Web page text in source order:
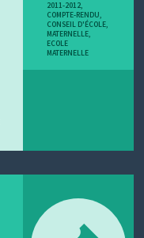
2011-2012,
COMPTE-RENDU,
CONSEIL D'ÉCOLE,
MATERNELLE,
ECOLE
MATERNELLE